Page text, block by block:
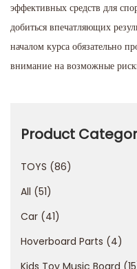
эффективных средств для
добиться впечатляющих
началом курса обязательно
внимание на возможные
Product
TOYS 86
All 51
Car 41
Hoverboard Parts
4